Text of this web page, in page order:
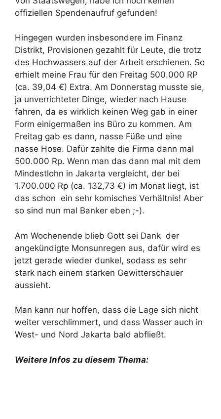
offiziellen Spendenaufruf gefunden!
Hingegen wurden insbesondere im Finanz
Distrikt, Provisionen gezahlt für Leute, die trotz
des Hochwassers auf der Arbeit erschienen. So
erhielt meine Frau für den Freitag 500.000 RP
(ca. 39,04 €) Extra. Am Donnerstag musste sie,
ja unverrichteter Dinge, wieder nach Hause
fahren, da es wirklich keinen Weg gab in einer
Form einigermaßen ins Büro zu kommen. Am
Freitag gab es dann, nasse Füße und eine
nasse Hose. Dafür zahlte die Firma dann mal
500.000 Rp. Wenn man das dann mal mit dem
Mindestlohn in Jakarta vergleicht, der bei
1.700.000 Rp (ca. 132,73 €) im Monat liegt, ist
das schon ein sehr komisches Verhältnis! Aber
so sind nun mal Banker eben ;-).
Am Wochenende blieb Gott sei Dank der
angekündigte Monsunregen aus, dafür wird es
jetzt gerade wieder dunkel, sodass es sehr
stark nach einem starken Gewitterschauer
aussieht.
Man kann nur hoffen, dass die Lage sich nicht
weiter verschlimmert, und dass Wasser auch in
West- und Nord Jakarta bald abfließt.
Weitere Infos zu diesem Thema: